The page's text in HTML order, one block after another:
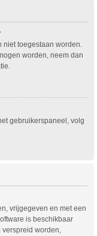
toegestaan worden.
worden, neem dan
gebruikerspaneel, volg
vrijgegeven en met een
is beschikbaar
verspreid worden,